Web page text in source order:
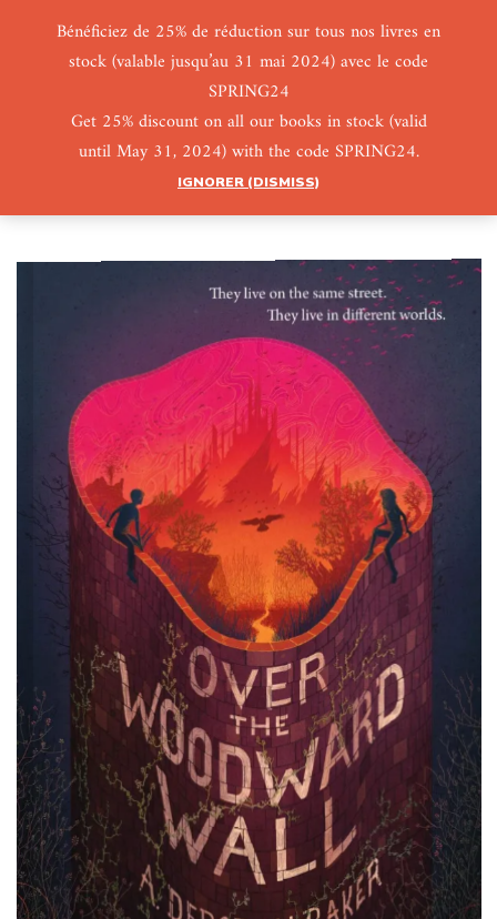
Bénéficiez de 25% de réduction sur tous nos livres en
stock (valable jusqu’au 31 mai 2024) avec le code
SPRING24
Get 25% discount on all our books in stock (valid
until May 31, 2024) with the code SPRING24.
IGNORER (DISMISS)
0 0